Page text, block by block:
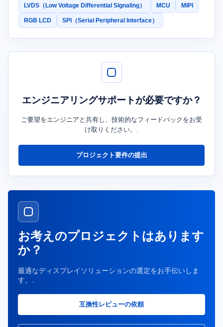
LVDS（Low Voltage Differential Signaling） MCU MIPI
RGB LCD SPI（Serial Peripheral Interface）
エンジニアリングサポートが必要ですか？
ご要望をエンジニアと共有し、技術的なフィードバックをお受
け取りください。.
プロジェクト要件の提出
お考えのプロジェクトはあります
か？
最適なディスプレイソリューションの選定をお手伝いしま
す。.
互換性レビューの依頼